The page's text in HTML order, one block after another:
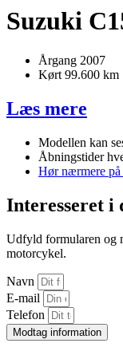
Suzuki
Årgang 2007
Kørt 99.600 km
Læs mere
Modellen kan
Åbningstider
Hør nærmere
Interesseret i
Udfyld formularen og
motorcykel.
Navn
E-mail
Telefon
Modtag information